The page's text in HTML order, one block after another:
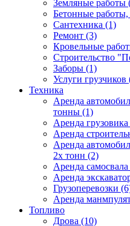
Земляные работы
Бетонные работы,
Сантехника (1)
Ремонт (3)
Кровельные
Строительство
Заборы (1)
Услуги грузчиков
Техника
Аренда
тонны (1)
Аренда
Аренда
Аренда
2х тонн (2)
Аренда
Аренда
Грузоперевозки
Аренда
Топливо
Дрова (10)